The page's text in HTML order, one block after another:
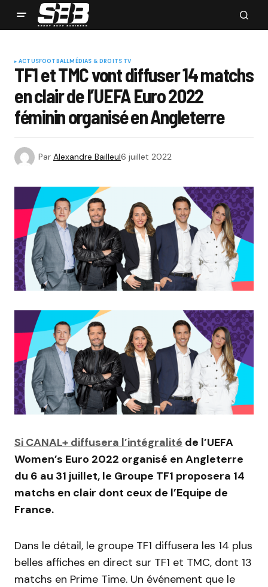
ACTUSFOOTBALLMÉDIAS & DROITS TV
TF1 et TMC vont diffuser 14 matchs
en clair de l’UEFA Euro 2022
féminin organisé en Angleterre
Par Alexandre Bailleul6 juillet 2022
Si CANAL+ diffusera l’intégralité de l’UEFA
Women’s Euro 2022 organisé en Angleterre
du 6 au 31 juillet, le Groupe TF1 proposera 14
matchs en clair dont ceux de l’Equipe de
France.
Dans le détail, le groupe TF1 diffusera les 14 plus
belles affiches en direct sur TF1 et TMC, dont 13
matchs en Prime Time. Un événement que le